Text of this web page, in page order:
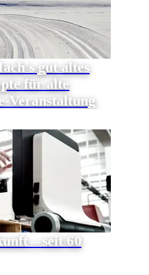
gut altes
für alte
Veranstaltung
– seit 60